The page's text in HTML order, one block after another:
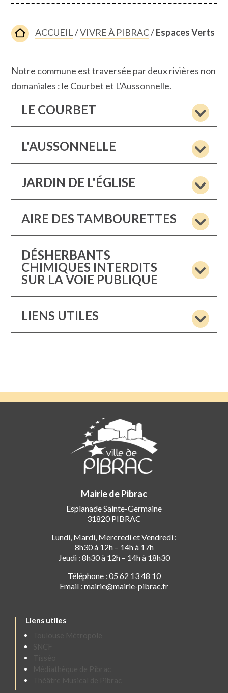
ACCUEIL/VIVRE À PIBRAC/Espaces Verts
Notre commune est traversée par deux rivières non
domaniales : le Courbet et L’Aussonnelle.
LE COURBET
L'AUSSONNELLE
JARDIN DE L'ÉGLISE
AIRE DES TAMBOURETTES
DÉSHERBANTS
CHIMIQUES INTERDITS
SUR LA VOIE PUBLIQUE
LIENS UTILES
Mairie de Pibrac
Esplanade Sainte-Germaine
31820 PIBRAC
Lundi, Mardi, Mercredi et Vendredi :
8h30 à 12h – 14h à 17h
Jeudi : 8h30 à 12h – 14h à 18h30
Téléphone : 05 62 13 48 10
Email : mairie@mairie-pibrac.fr
Liens utiles